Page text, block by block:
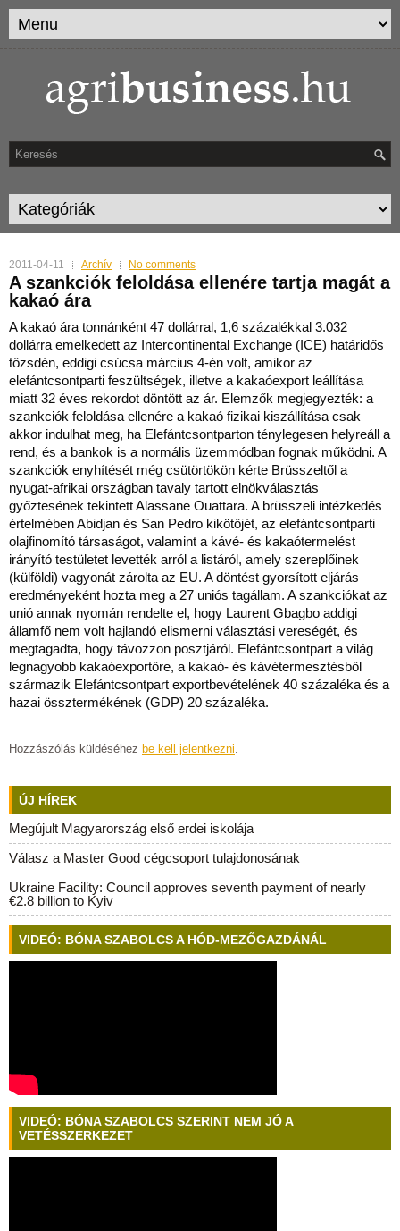
2011-04-11 Archív No comments
A szankciók feloldása ellenére tartja magát a
kakaó ára
A kakaó ára tonnánként 47 dollárral, 1,6 százalékkal 3.032
dollárra emelkedett az Intercontinental Exchange (ICE) határidős
tőzsdén, eddigi csúcsa március 4-én volt, amikor az
elefántcsontparti feszültségek, illetve a kakaóexport leállítása
miatt 32 éves rekordot döntött az ár. Elemzők megjegyezték: a
szankciók feloldása ellenére a kakaó fizikai kiszállítása csak
akkor indulhat meg, ha Elefántcsontparton ténylegesen helyreáll a
rend, és a bankok is a normális üzemmódban fognak működni. A
szankciók enyhítését még csütörtökön kérte Brüsszeltől a
nyugat-afrikai országban tavaly tartott elnökválasztás
győztesének tekintett Alassane Ouattara. A brüsszeli intézkedés
értelmében Abidjan és San Pedro kikötőjét, az elefántcsontparti
olajfinomító társaságot, valamint a kávé- és kakaótermelést
irányító testületet levették arról a listáról, amely szereplőinek
(külföldi) vagyonát zárolta az EU. A döntést gyorsított eljárás
eredményeként hozta meg a 27 uniós tagállam. A szankciókat az
unió annak nyomán rendelte el, hogy Laurent Gbagbo addigi
államfő nem volt hajlandó elismerni választási vereségét, és
megtagadta, hogy távozzon posztjáról. Elefántcsontpart a világ
legnagyobb kakaóexportőre, a kakaó- és kávétermesztésből
származik Elefántcsontpart exportbevételének 40 százaléka és a
hazai össztermékének (GDP) 20 százaléka.
Hozzászólás küldéséhez be kell jelentkezni.
ÚJ HÍREK
Megújult Magyarország első erdei iskolája
Válasz a Master Good cégcsoport tulajdonosának
Ukraine Facility: Council approves seventh payment of nearly
€2.8 billion to Kyiv
VIDEÓ: BÓNA SZABOLCS A HÓD-MEZŐGAZDÁNÁL
VIDEÓ: BÓNA SZABOLCS SZERINT NEM JÓ A
VETÉSSZERKEZET